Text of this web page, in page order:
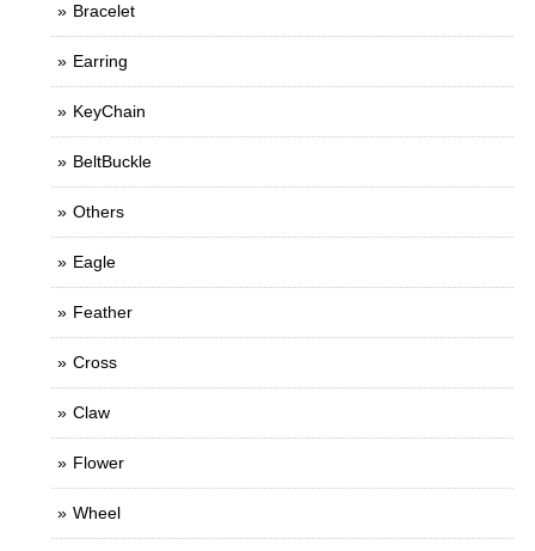
Bracelet
Earring
KeyChain
BeltBuckle
Others
Eagle
Feather
Cross
Claw
Flower
Wheel